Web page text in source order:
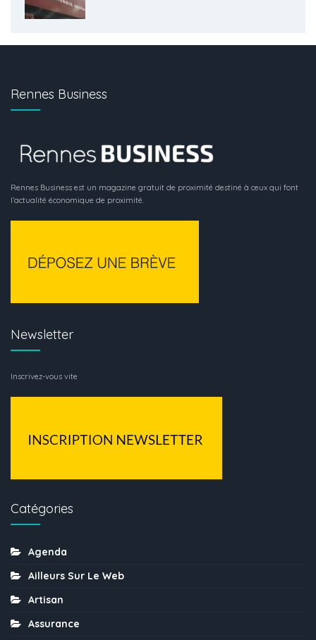
Rennes Business
Rennes Business est un magazine gratuit de proximité destiné à ceux qui font
l’actualité économique de proximité.
Newsletter
Inscrivez-vous vite
Catégories
Agenda
Ailleurs Sur Le Web
Artisan
Assurance